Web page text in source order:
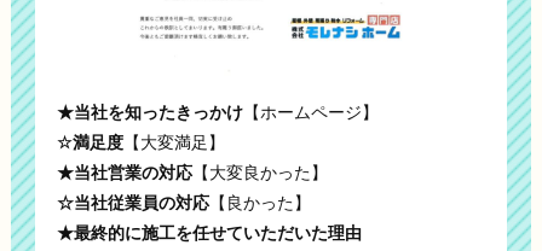
★当社を知ったきっかけ【ホームページ】
☆満足度【大変満足】
★当社営業の対応【大変良かった】
☆当社従業員の対応【良かった】
★最終的に施工を任せていただいた理由